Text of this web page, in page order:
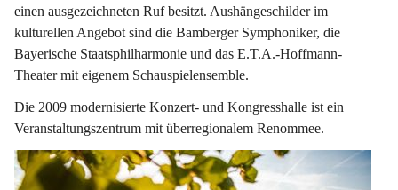
einen ausgezeichneten Ruf besitzt. Aushängeschilder im
kulturellen Angebot sind die Bamberger Symphoniker, die
Bayerische Staatsphilharmonie und das E.T.A.-Hoffmann-
Theater mit eigenem Schauspielensemble.
Die 2009 modernisierte Konzert- und Kongresshalle ist ein
Veranstaltungszentrum mit überregionalem Renommee.